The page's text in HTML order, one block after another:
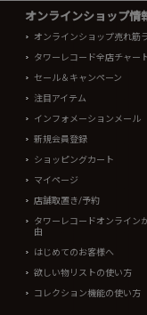
オンラインショップ情
オンラインショップ売れ筋
タワーレコード全店チャー
セール＆キャンペーン
注目アイテム
インフォメーションメール
新規会員登録
ショッピングカート
マイページ
店舗取置き/予約
タワーレコードオンライン
由
はじめてのお客様へ
欲しい物リストの使い方
コレクション機能の使い方